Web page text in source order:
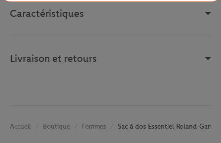
Caractéristiques
Livraison et retours
Accueil Boutique Femmes Sac à dos Essentiel Roland-